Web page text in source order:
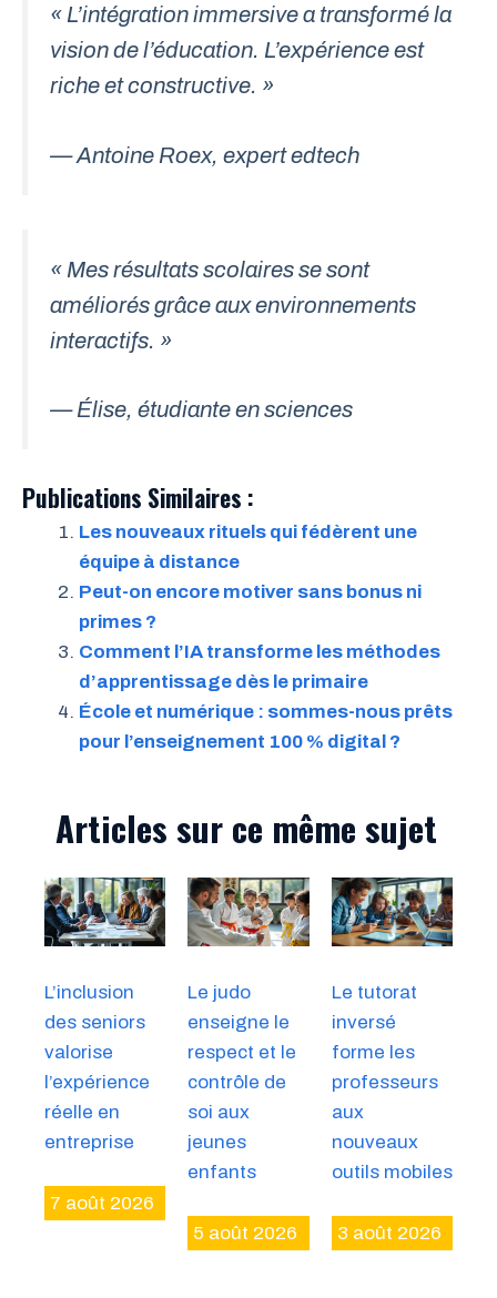
« L’intégration immersive a transformé la
vision de l’éducation. L’expérience est
riche et constructive. »
— Antoine Roex, expert edtech
« Mes résultats scolaires se sont
améliorés grâce aux environnements
interactifs. »
— Élise, étudiante en sciences
Publications Similaires :
Les nouveaux rituels qui fédèrent une
équipe à distance
Peut-on encore motiver sans bonus ni
primes ?
Comment l’IA transforme les méthodes
d’apprentissage dès le primaire
École et numérique : sommes-nous prêts
pour l’enseignement 100 % digital ?
Articles sur ce même sujet
L’inclusion
des seniors
valorise
l’expérience
réelle en
entreprise
7 août 2026
Le judo
enseigne le
respect et le
contrôle de
soi aux
jeunes
enfants
5 août 2026
Le tutorat
inversé
forme les
professeurs
aux
nouveaux
outils mobiles
3 août 2026